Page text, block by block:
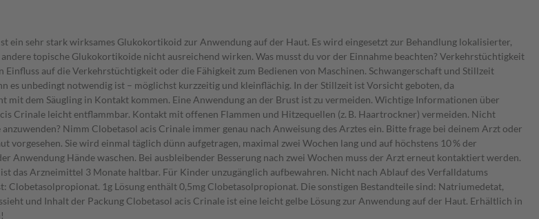
ein sehr stark wirksames Glukokortikoid zur Anwendung auf der Haut. Es wird eingesetzt zur Behandlung lokalisierter,
topische Glukokortikoide nicht ausreichend wirken. Was musst du vor der Einnahme beachten? Verkehrstüchtigkeit
auf die Verkehrstüchtigkeit oder die Fähigkeit zum Bedienen von Maschinen. Schwangerschaft und Stillzeit
es unbedingt notwendig ist – möglichst kurzzeitig und kleinflächig. In der Stillzeit ist Vorsicht geboten, da
dem Säugling in Kontakt kommen. Eine Anwendung an der Brust ist zu vermeiden. Wichtige Informationen über
Crinale leicht entflammbar. Kontakt mit offenen Flammen und Hitzequellen (z. B. Haartrockner) vermeiden. Nicht
Nimm Clobetasol acis Crinale immer genau nach Anweisung des Arztes ein. Bitte frage bei deinem Arzt oder
Sie wird einmal täglich dünn aufgetragen, maximal zwei Wochen lang und auf höchstens 10 % der
Anwendung Hände waschen. Bei ausbleibender Besserung nach zwei Wochen muss der Arzt erneut kontaktiert werden.
das Arzneimittel 3 Monate haltbar. Für Kinder unzugänglich aufbewahren. Nicht nach Ablauf des Verfalldatums
1g Lösung enthält 0,5mg Clobetasolpropionat. Die sonstigen Bestandteile sind: Natriumedetat,
und Inhalt der Packung Clobetasol acis Crinale ist eine leicht gelbe Lösung zur Anwendung auf der Haut. Erhältlich in